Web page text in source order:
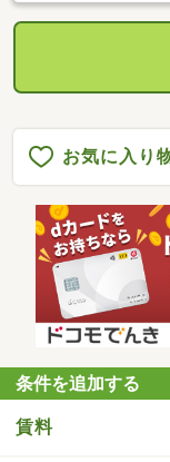
お気に入り
条件を追加する
賃料